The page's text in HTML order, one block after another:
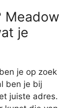
Meadow
je
je op zoek
ben je bij
juiste adres.